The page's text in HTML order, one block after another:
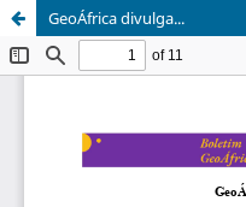
GeoÁfrica divulga...